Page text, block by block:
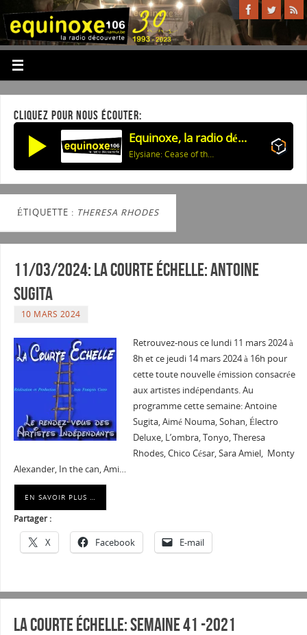
CLIQUEZ POUR NOUS ÉCOUTER:
Equinoxe, la radio découverte
Elysiane: Cease of the Day
ÉTIQUETTE : THERESA RHODES
11/03/2024: La courte échelle: Antoine
SUGITA
10 MARS 2024
Retrouvez-nous ce lundi 11 mars 2024 à
8h et ce jeudi 14 mars 2024 à 16h pour
cette toute nouvelle émission consacrée
aux artistes indépendants. Au
programme cette semaine: Antoine
Sugita, Aimé Nouma, Sohan, Électro
Deluxe, L’ombra, Tonyo, Theresa
Rhodes, Chico César, Sara Amiel, Monty
Alexander, In the can, Ami…
EN SAVOIR PLUS …
Partager :
X Facebook E-mail
La courte échelle: semaine 41 -2021